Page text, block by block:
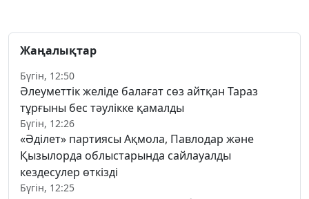
Жаңалықтар
Бүгін, 12:50
Әлеуметтік желіде балағат сөз айтқан Тараз
тұрғыны бес тәулікке қамалды
Бүгін, 12:26
«Әділет» партиясы Ақмола, Павлодар және
Қызылорда облыстарында сайлауалды
кездесулер өткізді
Бүгін, 12:25